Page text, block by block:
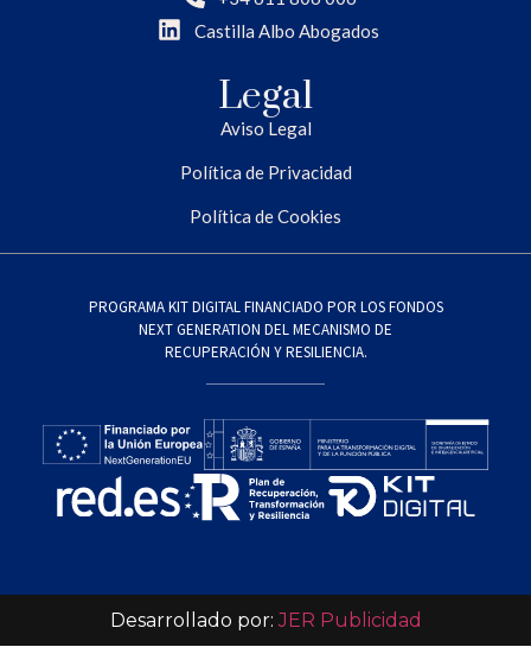
Castilla Albo Abogados
Legal
Aviso Legal
Política de Privacidad
Política de Cookies
PROGRAMA KIT DIGITAL FINANCIADO POR LOS FONDOS
NEXT GENERATION DEL MECANISMO DE
RECUPERACIÓN Y RESILIENCIA.
Desarrollado por:JER Publicidad